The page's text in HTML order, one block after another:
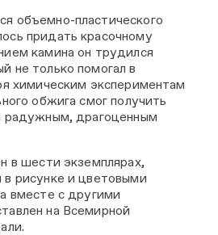
объемно-пластического
придать красочному
камина он трудился
не только помогал в
химическим экспериментам
обжига смог получить
радужным, драгоценным
в шести экземплярах,
рисунке и цветовыми
вместе с другими
на Всемирной